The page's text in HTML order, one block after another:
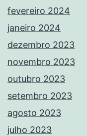
fevereiro 2024
janeiro 2024
dezembro 2023
novembro 2023
outubro 2023
setembro 2023
agosto 2023
julho 2023